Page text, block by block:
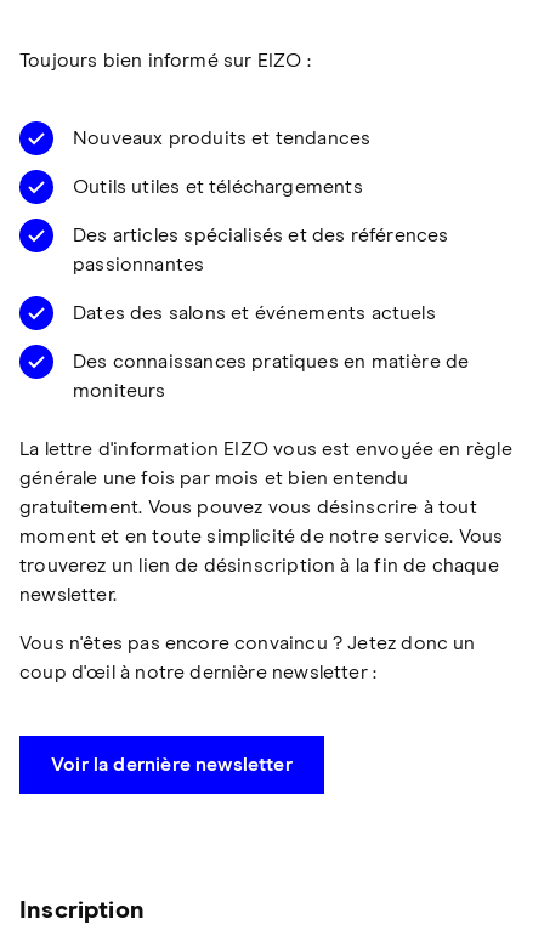
Toujours bien informé sur EIZO :
Nouveaux produits et tendances
Outils utiles et téléchargements
Des articles spécialisés et des références
passionnantes
Dates des salons et événements actuels
Des connaissances pratiques en matière de
moniteurs
La lettre d'information EIZO vous est envoyée en règle
générale une fois par mois et bien entendu
gratuitement. Vous pouvez vous désinscrire à tout
moment et en toute simplicité de notre service. Vous
trouverez un lien de désinscription à la fin de chaque
newsletter.
Vous n'êtes pas encore convaincu ? Jetez donc un
coup d'œil à notre dernière newsletter :
Voir la dernière newsletter
Inscription